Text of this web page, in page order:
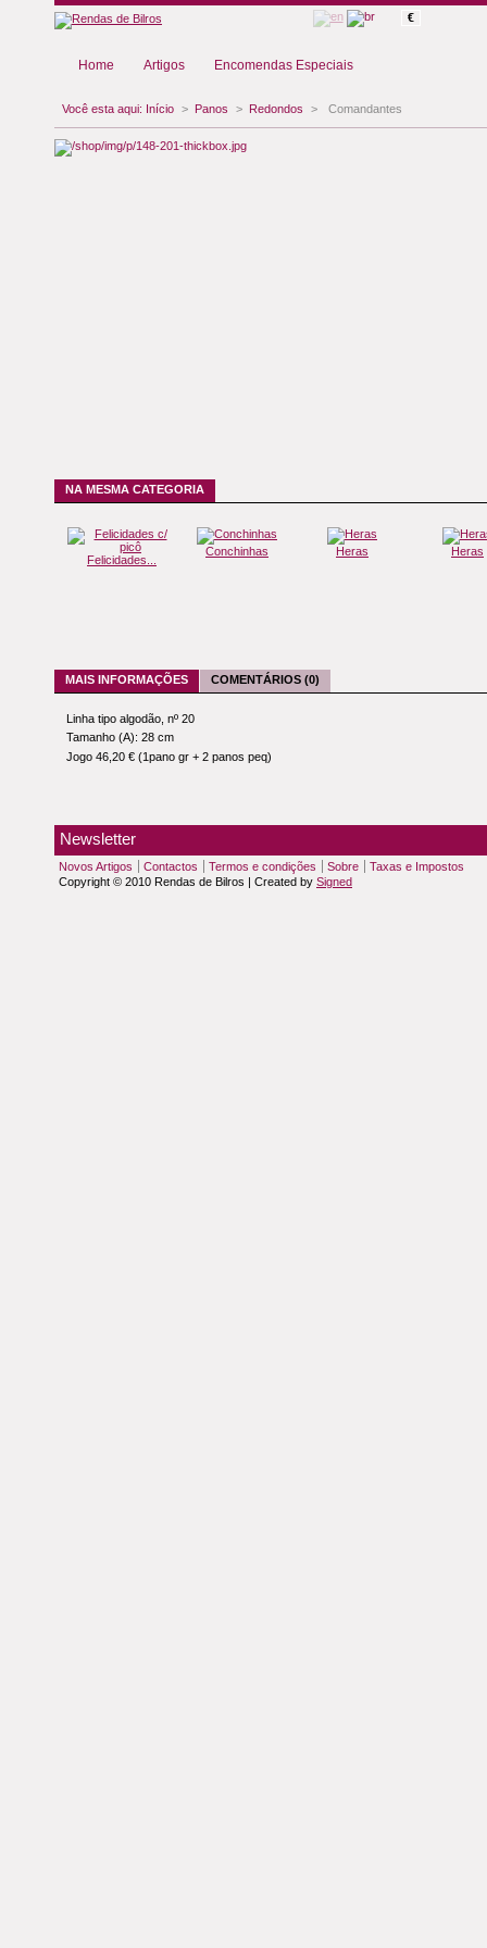
€
Home Artigos Encomendas Especiais
Você esta aqui: Início > Panos > Redondos > Comandantes
NA MESMA CATEGORIA
Felicidades...
Conchinhas Heras Heras
MAIS INFORMAÇÕES COMENTÁRIOS (0)
Linha tipo algodão, nº 20
Tamanho (A): 28 cm
Jogo 46,20 € (1pano gr + 2 panos peq)
Newsletter
Novos Artigos Contactos Termos e condições Sobre
Taxas e Impostos
Copyright © 2010 Rendas de Bilros | Created by Signed